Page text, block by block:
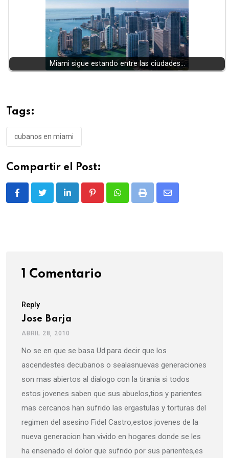
Miami sigue estando entre las ciudades…
Tags:
cubanos en miami
Compartir el Post:
LinkedIn PinterestWhatsappPrint
Share
1 Comentario
Reply
Jose Barja
ABRIL 28, 2010
No se en que se basa Ud.para decir que los
ascendestes decubanos o sealasnuevas generaciones
son mas abiertos al dialogo con la tirania si todos
estos jovenes saben que sus abuelos,tios y parientes
mas cercanos han sufrido las ergastulas y torturas del
regimen del asesino Fidel Castro,estos jovenes de la
nueva generacion han vivido en hogares donde se les
ha ensenado el dolor que sufrido por sus parientes,es